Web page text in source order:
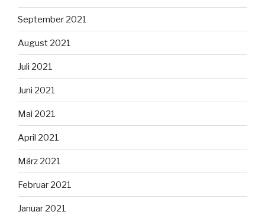
September 2021
August 2021
Juli 2021
Juni 2021
Mai 2021
April 2021
März 2021
Februar 2021
Januar 2021